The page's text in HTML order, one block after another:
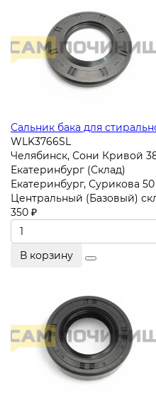
Сальник бака для
WLK3766SL
Челябинск, Сони Кривой
Екатеринбург (Склад)
Екатеринбург, Сурикова
Центральный (Базовый)
350 ₽
В корзину